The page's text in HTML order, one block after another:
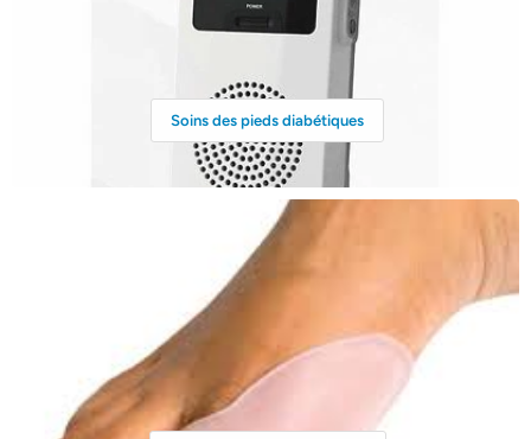
Soins des pieds diabétiques